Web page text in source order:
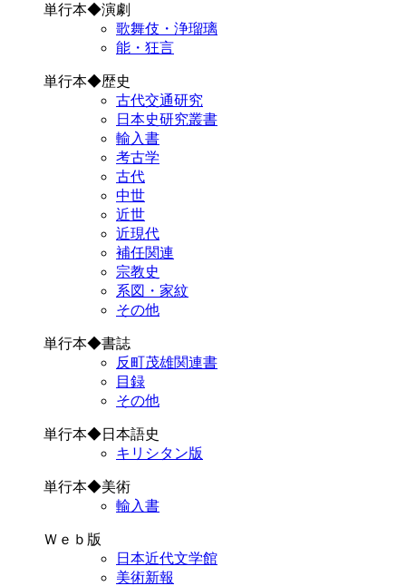
単行本◆演劇
歌舞伎・浄瑠璃
能・狂言
単行本◆歴史
古代交通研究
日本史研究叢書
輸入書
考古学
古代
中世
近世
近現代
補任関連
宗教史
系図・家紋
その他
単行本◆書誌
反町茂雄関連書
目録
その他
単行本◆日本語史
キリシタン版
単行本◆美術
輸入書
Ｗｅｂ版
日本近代文学館
美術新報